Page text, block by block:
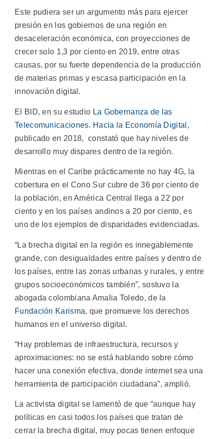
Este pudiera ser un argumento más para ejercer
presión en los gobiernos de una región en
desaceleración económica, con proyecciones de
crecer solo 1,3 por ciento en 2019, entre otras
causas, por su fuerte dependencia de la producción
de materias primas y escasa participación en la
innovación digital.
El BID, en su estudio La Gobernanza de las
Telecomunicaciones. Hacia la Economía Digital ,
publicado en 2018, constató que hay niveles de
desarrollo muy dispares dentro de la región.
Mientras en el Caribe prácticamente no hay 4G, la
cobertura en el Cono Sur cubre de 36 por ciento de
la población, en América Central llega a 22 por
ciento y en los países andinos a 20 por ciento, es
uno de los ejemplos de disparidades evidenciadas.
“La brecha digital en la región es innegablemente
grande, con desigualdades entre países y dentro de
los países, entre las zonas urbanas y rurales, y entre
grupos socioeconómicos también”, sostuvo la
abogada colombiana Amalia Toledo, de la
Fundación Karisma, que promueve los derechos
humanos en el universo digital.
“Hay problemas de infraestructura, recursos y
aproximaciones: no se está hablando sobre cómo
hacer una conexión efectiva, donde internet sea una
herramienta de participación ciudadana”, amplió.
La activista digital se lamentó de que “aunque hay
políticas en casi todos los países que tratan de
cerrar la brecha digital, muy pocas tienen enfoque